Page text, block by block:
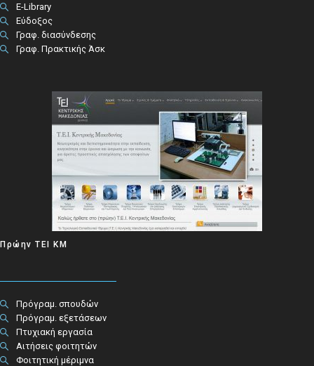
E-Library
Εύδοξος
Γραφ. διασύνδεσης
Γραφ. Πρακτικής Άσκ
Πρώην ΤΕΙ ΚΜ
Πρόγραμ. σπουδών
Πρόγραμ. εξετάσεων
Πτυχιακή εργασία
Αιτήσεις φοιτητών
Φοιτητική μέριμνα